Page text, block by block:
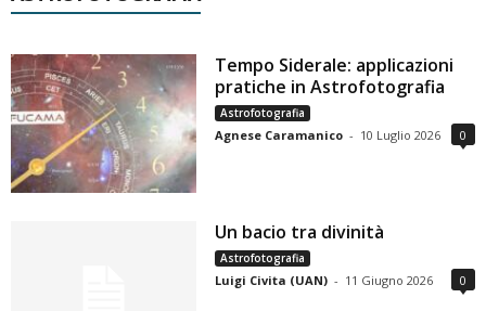
Tempo Siderale: applicazioni
pratiche in Astrofotografia
Astrofotografia
Agnese Caramanico - 10 Luglio 2026 0
Un bacio tra divinità
Astrofotografia
Luigi Civita (UAN) - 11 Giugno 2026 0